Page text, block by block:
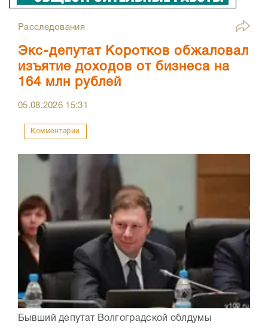
Расследования
Экс-депутат Коротков обжаловал
изъятие доходов от бизнеса на
164 млн рублей
05.08.2026 15:31
Комментарии
Бывший депутат Волгоградской облдумы